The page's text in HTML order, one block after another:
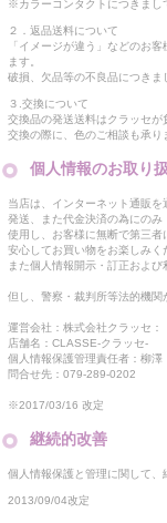
※カラーコンタクトにつきまし
２．返品送料について
「イメージが違う」などのお
ます。
破損、欠品等の不良品につきま
３.交換について
交換品の発送送料はクラッセが
交換の際に、色のご相談も承り
個人情報のお取り
当店は、インターネット通販
発送、また代金決済の為にのみ
使用し、お客様に無断で第三者
安心してお買い物をお楽しみく
また個人情報開示・訂正およ
但し、警察・裁判所等法的機関
運営会社：株式会社クラッセ：
店舗名：CLASSE-クラッセ-
個人情報保護管理責任者：柳
問合せ先：079-289-0202
※2017/03/16 改定
継続的改善
個人情報保護と管理に関して、
2013/09/04改定